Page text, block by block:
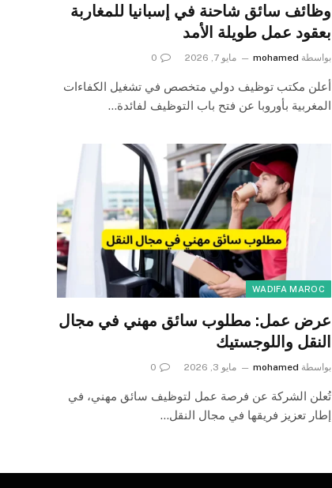
وظائف سائق شاحنة في إسبانيا للمغاربة
بعقود عمل طويلة الأمد
بواسطة mohamed مايو 7, 2026 0
أعلن مكتب توظيف دولي متخصص في تشغيل الكفاءات
المغربية بأوروبا عن فتح باب التوظيف لفائدة…
WADIFA MAROC
عرض عمل: مطلوب سائق مهني في مجال
النقل واللوجستيك
بواسطة mohamed مايو 3, 2026 0
تُعلن الشركة عن فرصة عمل لتوظيف سائق مهني، في
إطار تعزيز فريقها في مجال النقل…